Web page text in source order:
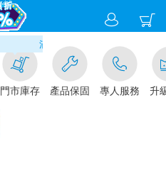
滿千元門市取貨現折1%(部分
門市庫存 產品保固 專人服務 升